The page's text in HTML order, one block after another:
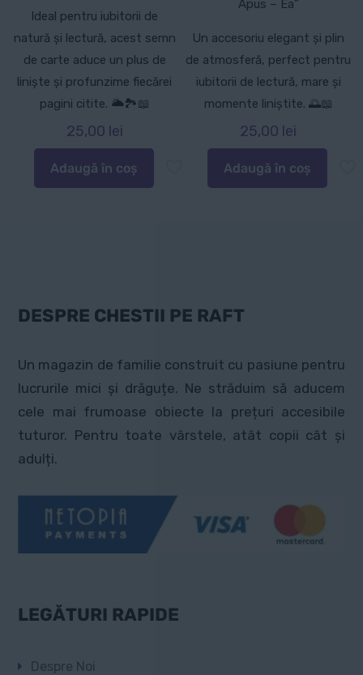
Ideal pentru iubitorii de
natură și lectură, acest semn
de carte aduce un plus de
liniște și profunzime fiecărei
pagini citite. 🌥️🏞️📖
25,00 lei
Adaugă în coș
Apus – Ea”
Un accesoriu elegant și plin
de atmosferă, perfect pentru
iubitorii de lectură, mare și
momente liniștite. 🌅📖
25,00 lei
Adaugă în coș
DESPRE CHESTII PE RAFT
Un magazin de familie construit cu pasiune pentru
lucrurile mici și drăguțe. Ne străduim să aducem
cele mai frumoase obiecte la prețuri accesibile
tuturor. Pentru toate vârstele, atât copii cât și
adulți.
LEGĂTURI RAPIDE
Despre Noi